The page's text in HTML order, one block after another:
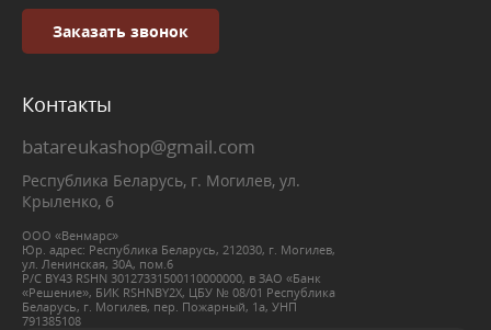
Заказать звонок
Контакты
batareukashop@gmail.com
Республика Беларусь, г. Могилев, ул.
Крыленко, 6
ООО «Венмарс»
Юр. адрес: Республика Беларусь, 212030, г. Могилев,
ул. Ленинская, 30А, пом.6
Р/С BY43 RSHN 30127331500110000000, в ЗАО «Банк
«Решение», БИК RSHNBY2X, ЦБУ № 08/01 Республика
Беларусь, г. Могилев, пер. Пожарный, 1а, УНП
791385108